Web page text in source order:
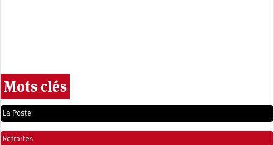
Mots clés
La Poste
Retraites